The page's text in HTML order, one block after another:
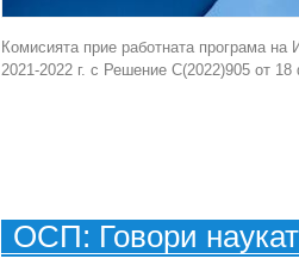
Комисията прие работната програма
2021-2022 г. с Решение C(2022)905 от 18
ОСП: Говори